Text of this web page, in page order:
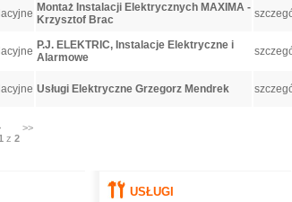
Montaż Instalacji Elektrycznych MAXIMA -
Krzysztof Brac
P.J. ELEKTRIC, Instalacje Elektryczne i
Alarmowe
Usługi Elektryczne Grzegorz Mendrek
>>
z 2
USŁUGI